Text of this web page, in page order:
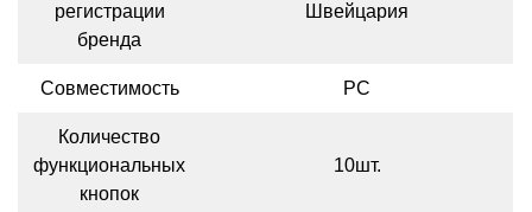
регистрации
бренда
Швейцария
Совместимость PC
Количество
функциональных
кнопок
10шт.